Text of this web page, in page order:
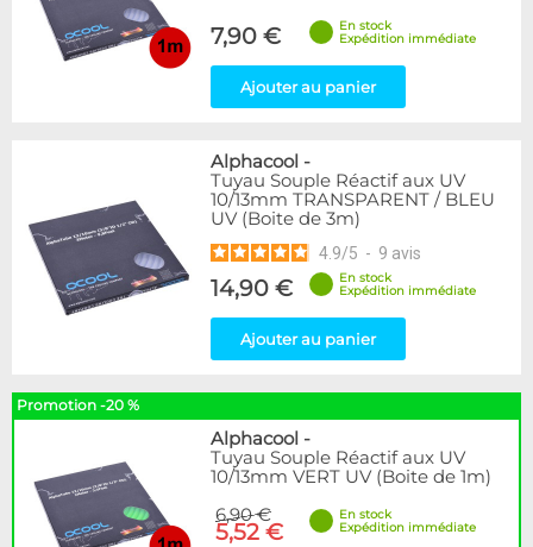
7,90 €
En stock
Expédition immédiate
Ajouter au panier
Alphacool -
Tuyau Souple Réactif aux UV
10/13mm TRANSPARENT / BLEU
UV (Boite de 3m)
4.9/5 - 9 avis
14,90 €
En stock
Expédition immédiate
Ajouter au panier
Promotion -20 %
Alphacool -
Tuyau Souple Réactif aux UV
10/13mm VERT UV (Boite de 1m)
6,90 €
5,52 €
En stock
Expédition immédiate